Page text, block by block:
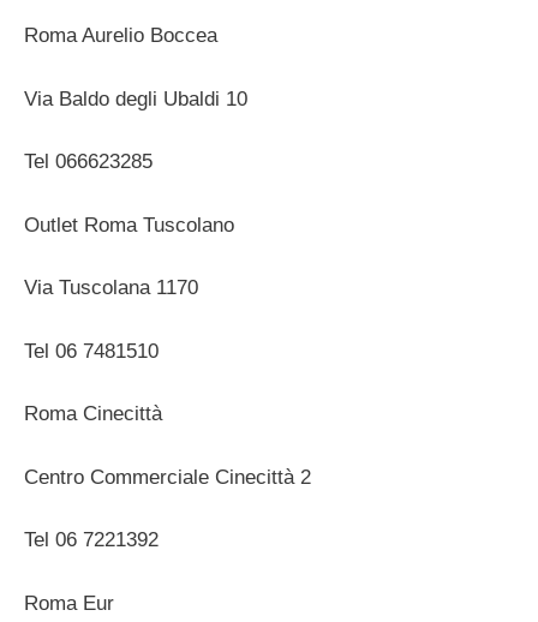
Roma Aurelio Boccea
Via Baldo degli Ubaldi 10
Tel 066623285
Outlet Roma Tuscolano
Via Tuscolana 1170
Tel 06 7481510
Roma Cinecittà
Centro Commerciale Cinecittà 2
Tel 06 7221392
Roma Eur